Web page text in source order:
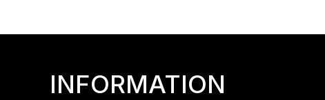
INFORMATION